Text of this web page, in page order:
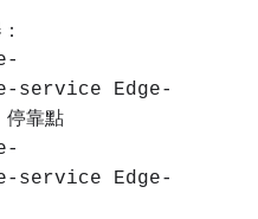
service Edge-
靠點
service Edge-